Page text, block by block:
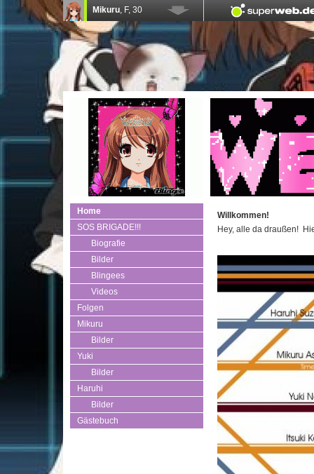
Home
SOS BRIGADE!!!
Biografie
Bilder
Blingees
Videos
Folgen
Mikuru
Bilder
Yuki
Bilder
Haruhi
Bilder
Gästebuch
Willkommen!
Hey, alle da draußen!